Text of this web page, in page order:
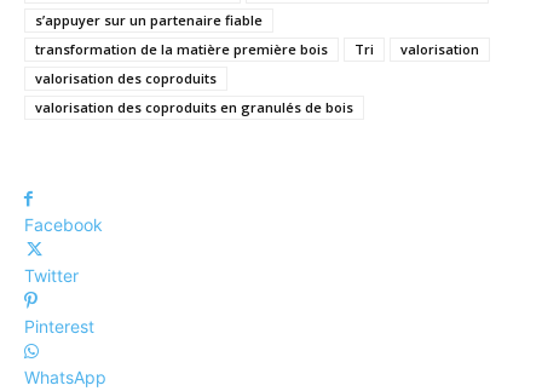
s’appuyer sur un partenaire fiable
transformation de la matière première bois
Tri
valorisation
valorisation des coproduits
valorisation des coproduits en granulés de bois
Facebook
Twitter
Pinterest
WhatsApp